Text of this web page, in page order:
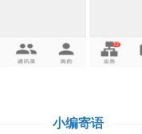
小编寄语